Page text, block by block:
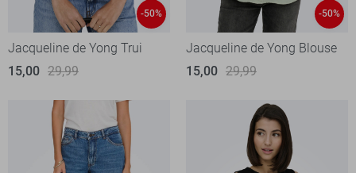
-50%
Jacqueline de Yong Trui
15,00 29,99
-50%
Jacqueline de Yong Blouse
15,00 29,99